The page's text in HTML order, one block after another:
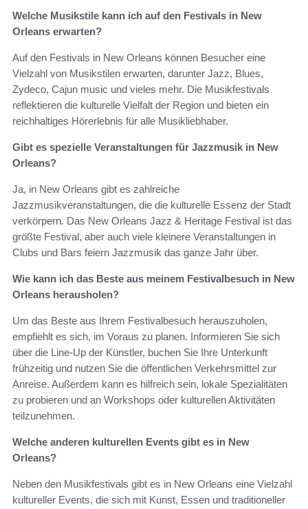
Welche Musikstile kann ich auf den Festivals in New
Orleans erwarten?
Auf den Festivals in New Orleans können Besucher eine
Vielzahl von Musikstilen erwarten, darunter Jazz, Blues,
Zydeco, Cajun music und vieles mehr. Die Musikfestivals
reflektieren die kulturelle Vielfalt der Region und bieten ein
reichhaltiges Hörerlebnis für alle Musikliebhaber.
Gibt es spezielle Veranstaltungen für Jazzmusik in New
Orleans?
Ja, in New Orleans gibt es zahlreiche
Jazzmusikveranstaltungen, die die kulturelle Essenz der Stadt
verkörpern. Das New Orleans Jazz & Heritage Festival ist das
größte Festival, aber auch viele kleinere Veranstaltungen in
Clubs und Bars feiern Jazzmusik das ganze Jahr über.
Wie kann ich das Beste aus meinem Festivalbesuch in New
Orleans herausholen?
Um das Beste aus Ihrem Festivalbesuch herauszuholen,
empfiehlt es sich, im Voraus zu planen. Informieren Sie sich
über die Line-Up der Künstler, buchen Sie Ihre Unterkunft
frühzeitig und nutzen Sie die öffentlichen Verkehrsmittel zur
Anreise. Außerdem kann es hilfreich sein, lokale Spezialitäten
zu probieren und an Workshops oder kulturellen Aktivitäten
teilzunehmen.
Welche anderen kulturellen Events gibt es in New
Orleans?
Neben den Musikfestivals gibt es in New Orleans eine Vielzahl
kultureller Events, die sich mit Kunst, Essen und traditioneller